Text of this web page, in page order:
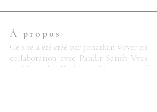
À propos
Ce site a été créé par Jonathan Voyer en
collaboration avec Pandit Satish Vyas
et Maneesha Kulkarni (University of